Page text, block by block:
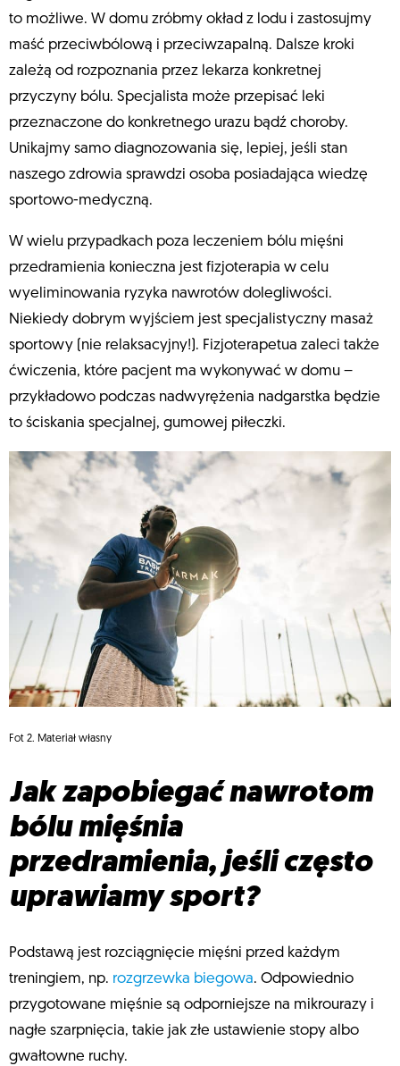
to możliwe. W domu zróbmy okład z lodu i zastosujmy
maść przeciwbólową i przeciwzapalną. Dalsze kroki
zależą od rozpoznania przez lekarza konkretnej
przyczyny bólu. Specjalista może przepisać leki
przeznaczone do konkretnego urazu bądź choroby.
Unikajmy samo diagnozowania się, lepiej, jeśli stan
naszego zdrowia sprawdzi osoba posiadająca wiedzę
sportowo-medyczną.
W wielu przypadkach poza leczeniem bólu mięśni
przedramienia konieczna jest fizjoterapia w celu
wyeliminowania ryzyka nawrotów dolegliwości.
Niekiedy dobrym wyjściem jest specjalistyczny masaż
sportowy (nie relaksacyjny!). Fizjoterapetua zaleci także
ćwiczenia, które pacjent ma wykonywać w domu –
przykładowo podczas nadwyrężenia nadgarstka będzie
to ściskania specjalnej, gumowej piłeczki.
Fot 2. Materiał własny
Jak zapobiegać nawrotom
bólu mięśnia
przedramienia, jeśli często
uprawiamy sport?
Podstawą jest rozciągnięcie mięśni przed każdym
treningiem, np. rozgrzewka biegowa. Odpowiednio
przygotowane mięśnie są odporniejsze na mikrourazy i
nagłe szarpnięcia, takie jak złe ustawienie stopy albo
gwałtowne ruchy.